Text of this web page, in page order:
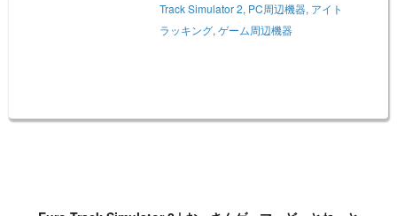
Track Simulator 2, PC周辺機器, アイト
ラッキング, ゲーム周辺機器